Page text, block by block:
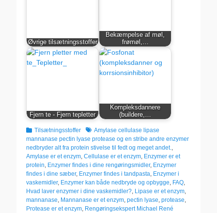
Øvrige tilsætningsstoffer
Bekæmpelse af møl,
frømøl,…
Fjern te - Fjern tepletter
Kompleksdannere
(buildere,…
kategorier
Tilsætningsstoffer TagsAmylase cellulase lipase
mannanase pectin lyase protease og en stribe andre enzymer
nedbryder alt fra protein stivelse til fedt og meget andet.
Amylase er et enzym Cellulase er et enzym Enzymer er et
protein Enzymer findes i dine rengøringsmidler, Enzymer
findes i dine sæber, Enzymer findes i tandpasta Enzymer i
vaskemidler, Enzymer kan både nedbryde og opbygge FAQ
Hvad laver enzymer i dine vaskemidler? Lipase er et enzym
mannanase Mannanase er et enzym pectin lyase protease
Protease er et enzym Rengøringsekspert Michael René